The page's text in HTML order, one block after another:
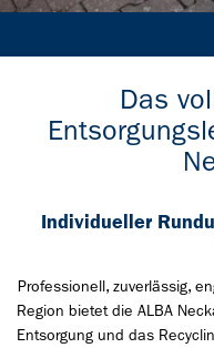
Das
Individueller
Professionell, zuverlässig,
Region bietet die ALBA
Entsorgung und das